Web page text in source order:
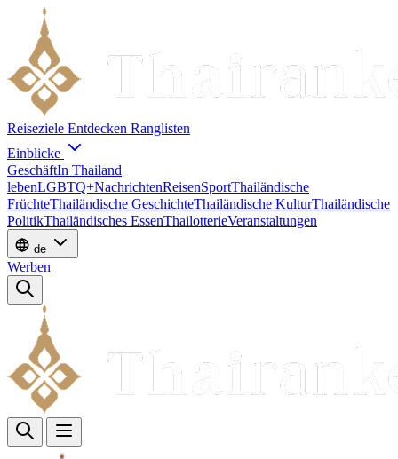
Reiseziele Entdecken Ranglisten
Einblicke
GeschäftIn Thailand
lebenLGBTQ+NachrichtenReisenSportThailändische
FrüchteThailändische GeschichteThailändische KulturThailändische
PolitikThailändisches EssenThailotterieVeranstaltungen
de
Werben